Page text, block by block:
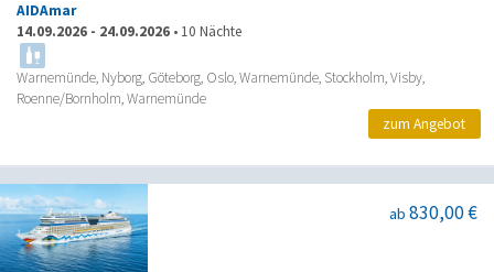
AIDAmar
14.09.2026 - 24.09.2026 • 10 Nächte
Warnemünde, Nyborg, Göteborg, Oslo, Warnemünde, Stockholm, Visby,
Roenne/Bornholm, Warnemünde
zum Angebot
ab 830,00 €